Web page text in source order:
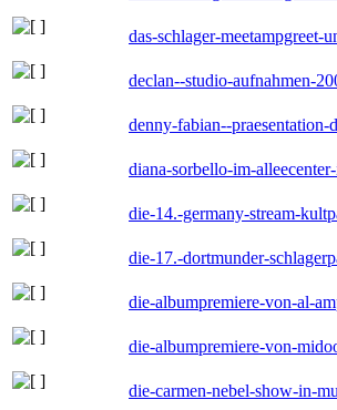
das-schlager-meetampgreet-
declan--studio-aufnahmen-
denny-fabian--praesentation-
diana-sorbello-im-
die-14.-germany-stream-
die-17.-dortmunder-
die-albumpremiere-von-al-
die-albumpremiere-von-
die-carmen-nebel-show-in-